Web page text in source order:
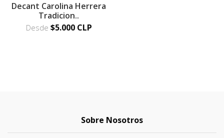
Decant Carolina Herrera
Tradicion..
Desde $5.000 CLP
Sobre Nosotros